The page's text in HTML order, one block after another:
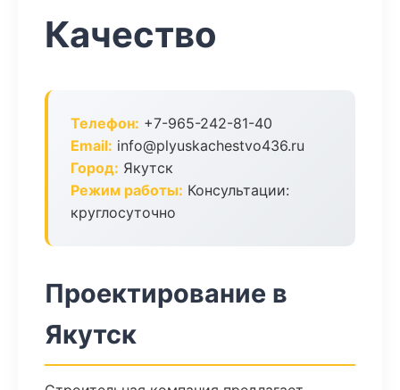
Качество
Телефон: +7-965-242-81-40
Email: info@plyuskachestvo436.ru
Город: Якутск
Режим работы: Консультации:
круглосуточно
Проектирование в
Якутск